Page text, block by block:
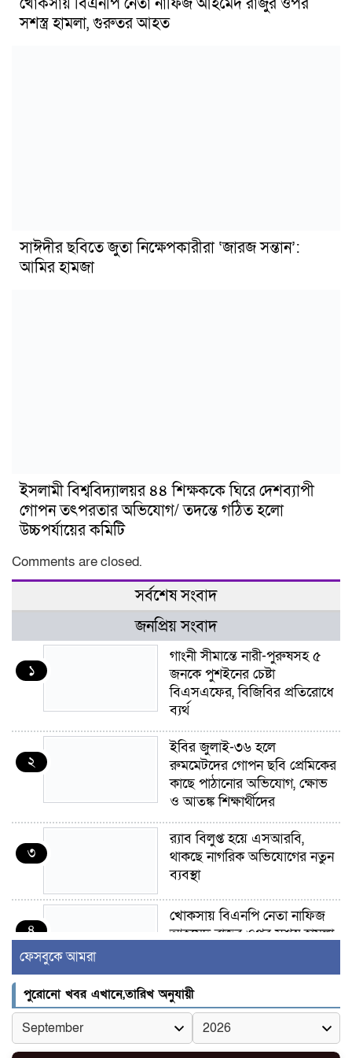
সশস্ত্র হামলা, গুরুতর আহত
সাঈদীর ছবিতে জুতা নিক্ষেপকারীরা ‘জারজ সন্তান’:
আমির হামজা
ইসলামী বিশ্ববিদ্যালয়র ৪৪ শিক্ষককে ঘিরে দেশব্যাপী
গোপন তৎপরতার অভিযোগ/ তদন্তে গঠিত হলো
উচ্চপর্যায়ের কমিটি
Comments are closed.
সর্বশেষ সংবাদ
জনপ্রিয় সংবাদ
১
গাংনী সীমান্তে নারী-পুরুষসহ ৫
জনকে পুশইনের চেষ্টা
বিএসএফের, বিজিবির প্রতিরোধে
ব্যর্থ
২
ইবির জুলাই-৩৬ হলে
রুমমেটদের গোপন ছবি প্রেমিকের
কাছে পাঠানোর অভিযোগ, ক্ষোভ
ও আতঙ্ক শিক্ষার্থীদের
৩
র‍্যাব বিলুপ্ত হয়ে এসআরবি,
থাকছে নাগরিক অভিযোগের নতুন
ব্যবস্থা
৪
খোকসায় বিএনপি নেতা নাফিজ
আহমেদ রাজুর ওপর সশস্ত্র হামলা,
৫
সাঈদীর ছবিতে জুতা
নিক্ষেপকারীরা ‘জারজ সন্তান’:
আমির হামজা
ফেসবুকে আমরা
পুরোনো খবর এখানে,তারিখ অনুযায়ী